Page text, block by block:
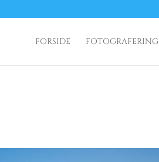
FORSIDE FOTOGRAFERING